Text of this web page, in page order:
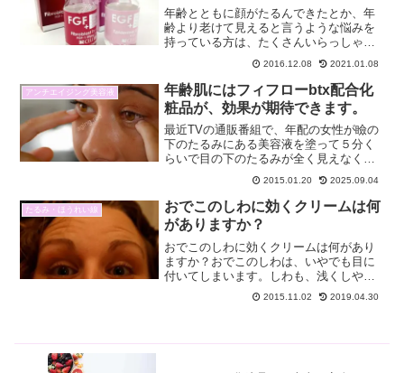
年齢とともに顔がたるんできたとか、年
齢より老けて見えると言うような悩みを
持っている方は、たくさんいらっしゃい
ます。EGF・FGF・IGF（３GF)と言う事
を聞かれたことがありますか？ EGF・
FGF・IGF(3FG)って、いったい何なの？
年...
2016.12.08 2021.01.08
アンチエイジング美容液
年齢肌にはフィフローbtx配合化
粧品が、効果が期待できます。
最近TVの通販番組で、年配の女性が瞼の
下のたるみにある美容液を塗って５分く
らいで目の下のたるみが全く見えなくな
るというのが放送されています。 まるで
肌の表面が肌の奥から押しあげられたか
のように、たるみがなくなっているので
す。 その番組を見て...
2015.01.20 2025.09.04
たるみ・ほうれい線
おでこのしわに効くクリームは何
がありますか？
おでこのしわに効くクリームは何があり
ますか？おでこのしわは、いやでも目に
付いてしまいます。しわも、浅くしやす
いしわと浅くしにくいしわに分かれます
が、人目につくおでこのしわは、浅くし
2015.11.02 2019.04.30